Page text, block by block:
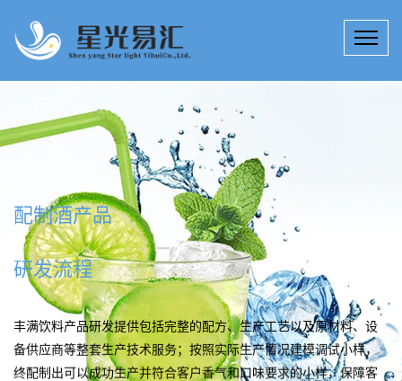
配制酒产品
研发流程
丰满饮料产品研发提供包括完整的配方、生产工艺以及原材料、设
备供应商等整套生产技术服务；按照实际生产情况建模调试小样，
终配制出可以成功生产并符合客户香气和口味要求的小样，保障客